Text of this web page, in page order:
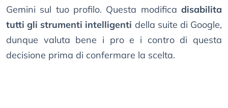
Gemini sul tuo profilo. Questa modifica disabilita
tutti gli strumenti intelligenti della suite di Google,
dunque valuta bene i pro e i contro di questa
decisione prima di confermare la scelta.